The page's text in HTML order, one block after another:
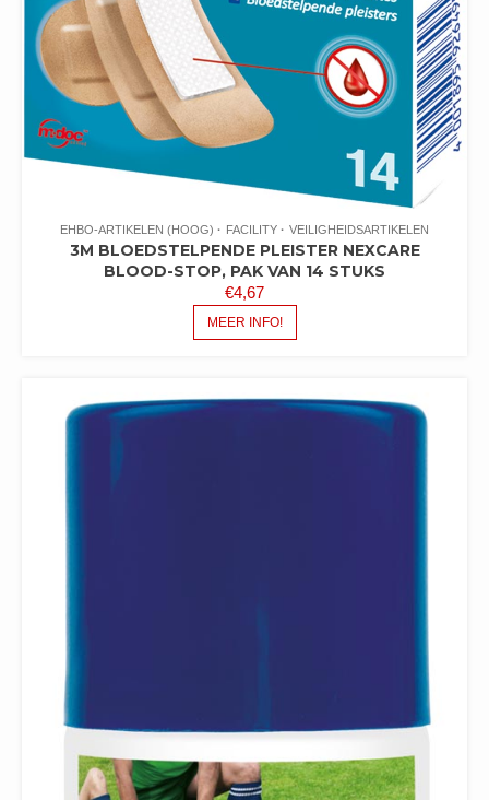
EHBO-ARTIKELEN (HOOG) FACILITY VEILIGHEIDSARTIKELEN
3M BLOEDSTELPENDE PLEISTER NEXCARE
BLOOD-STOP, PAK VAN 14 STUKS
€4,67
MEER INFO!